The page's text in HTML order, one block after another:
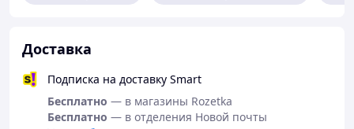
Особенности модели:
• Внутри резинка-утяжка на поясе
• Застежка на молнию и пуговицу
• Два кармана сзади
• Шлевки под ремень
Доставка
Подписка на доставку Smart
Бесплатно — в магазины Rozetka
Бесплатно — в отделения Новой почты